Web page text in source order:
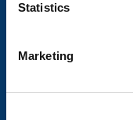
Statistics
Marketing
Nyheter